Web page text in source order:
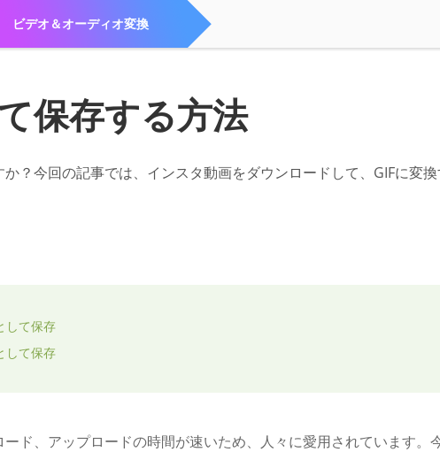
ビデオ＆オーディオ変換
保存する方法
？今回の記事では、インスタ動画をダウンロードして、GIFに変換
して保存
して保存
ド、アップロードの時間が速いため、人々に愛用されています。